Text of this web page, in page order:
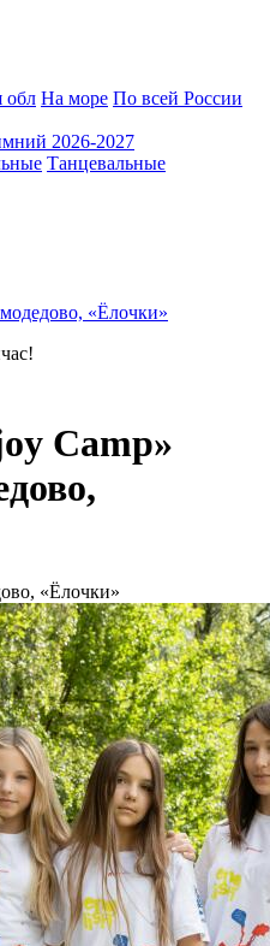
обл На море По всей России
2026-2027
Танцевальные
«Ёлочки»
Camp»
«Ёлочки»